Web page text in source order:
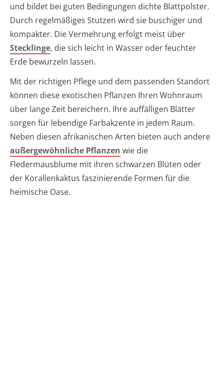
und bildet bei guten Bedingungen dichte Blattpolster.
Durch regelmäßiges Stutzen wird sie buschiger und
kompakter. Die Vermehrung erfolgt meist über
Stecklinge, die sich leicht in Wasser oder feuchter
Erde bewurzeln lassen.
Mit der richtigen Pflege und dem passenden Standort
können diese exotischen Pflanzen Ihren Wohnraum
über lange Zeit bereichern. Ihre auffälligen Blätter
sorgen für lebendige Farbakzente in jedem Raum.
Neben diesen afrikanischen Arten bieten auch andere
außergewöhnliche Pflanzen wie die
Fledermausblume mit ihren schwarzen Blüten oder
der Korallenkaktus faszinierende Formen für die
heimische Oase.